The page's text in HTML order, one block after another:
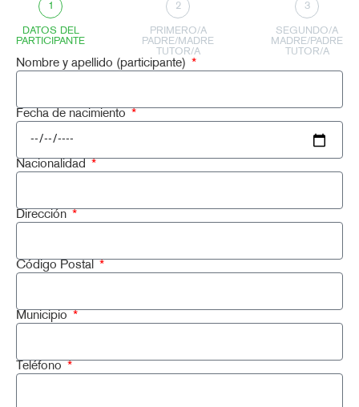
1
DATOS DEL
PARTICIPANTE
2
PRIMERO/A
PADRE/MADRE
TUTOR/A
3
SEGUNDO/A
MADRE/PADRE
TUTOR/A
Nombre y apellido (participante)
Fecha de nacimiento
Nacionalidad
Dirección
Código Postal
Municipio
Teléfono